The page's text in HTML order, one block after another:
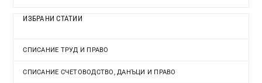
ИЗБРАНИ СТАТИИ
СПИСАНИЕ ТРУД И ПРАВО
СПИСАНИЕ СЧЕТОВОДСТВО, ДАНЪЦИ И ПРАВО